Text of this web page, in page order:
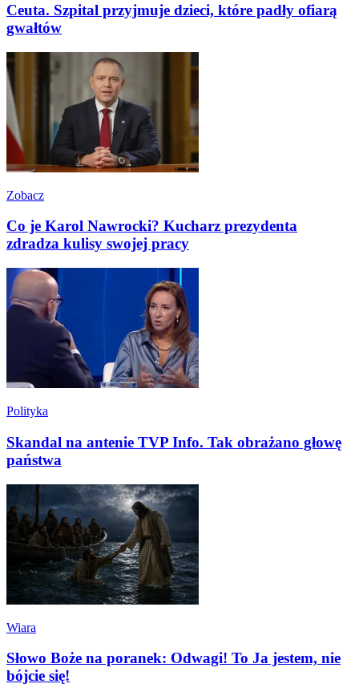
Ceuta. Szpital przyjmuje dzieci, które padły ofiarą
gwałtów
Zobacz
Co je Karol Nawrocki? Kucharz prezydenta
zdradza kulisy swojej pracy
Polityka
Skandal na antenie TVP Info. Tak obrażano głowę
państwa
Wiara
Słowo Boże na poranek: Odwagi! To Ja jestem, nie
bójcie się!